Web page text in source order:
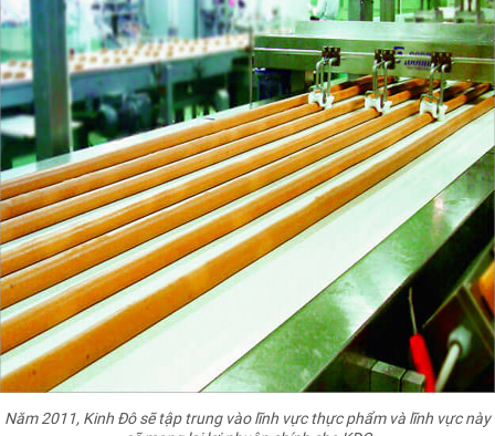
Năm 2011, Kinh Đô sẽ tập trung vào lĩnh vực thực phẩm và lĩnh vực này